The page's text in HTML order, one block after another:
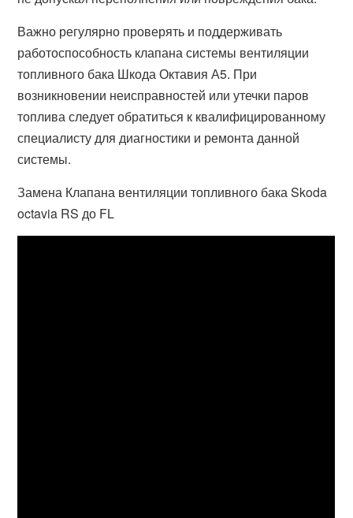
Важно регулярно проверять и поддерживать
работоспособность клапана системы вентиляции
топливного бака Шкода Октавия А5. При
возникновении неисправностей или утечки паров
топлива следует обратиться к квалифицированному
специалисту для диагностики и ремонта данной
системы.
Замена Клапана вентиляции топливного бака Skoda
octavia RS до FL